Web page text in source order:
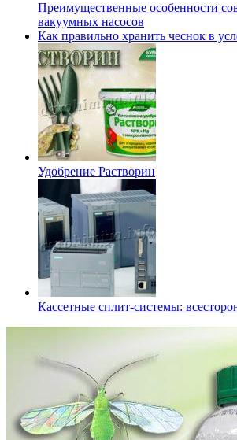
Преимущественные особенности
вакуумных насосов
Как правильно хранить чеснок в
Удобрение Растворин
Кассетные сплит-системы: